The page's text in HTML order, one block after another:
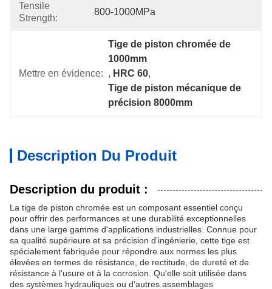
Tensile
Strength:
800-1000MPa
Mettre en évidence:
Tige de piston chromée de
1000mm
, HRC 60,
Tige de piston mécanique de
précision 8000mm
Description Du Produit
Description du produit :
La tige de piston chromée est un composant essentiel conçu
pour offrir des performances et une durabilité exceptionnelles
dans une large gamme d'applications industrielles. Connue pour
sa qualité supérieure et sa précision d'ingénierie, cette tige est
spécialement fabriquée pour répondre aux normes les plus
élevées en termes de résistance, de rectitude, de dureté et de
résistance à l'usure et à la corrosion. Qu'elle soit utilisée dans
des systèmes hydrauliques ou d'autres assemblages